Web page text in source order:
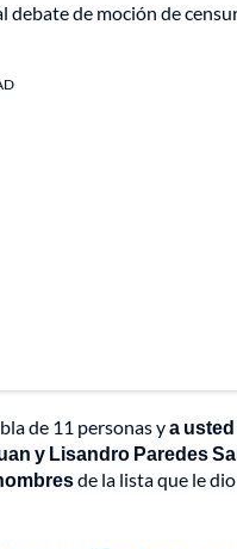
de moción de
de 11 personas ya
y Lisandro Paredes
de la lista que le dio